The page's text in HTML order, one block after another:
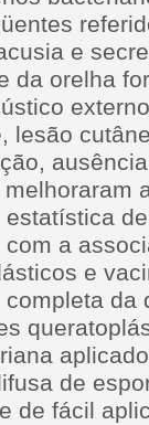
e
da orelha
lesão
estatística
com a
e
completa da
de
de fácil